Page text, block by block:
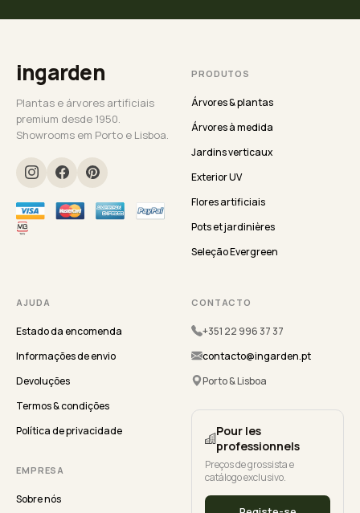
ingarden
Plantas e árvores artificiais
premium desde 1950.
Showrooms em Porto e Lisboa.
PRODUTOS
Árvores & plantas
Árvores à medida
Jardins verticaux
Exterior UV
Flores artificiais
Pots et jardinières
Seleção Evergreen
AJUDA
Estado da encomenda
Informações de envio
Devoluções
Termos & condições
Política de privacidade
EMPRESA
Sobre nós
CONTACTO
+351 22 996 37 37
contacto@ingarden.pt
Porto & Lisboa
Pour les
professionnels
Preços de grossista e
catálogo exclusivo.